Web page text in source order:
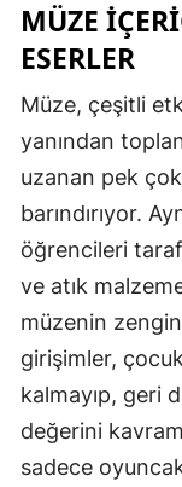
MÜZE
ESERLER
Müze, çeşitli
yanından
uzanan pek
barındırıyor.
öğrencileri
ve atık
müzenin
girişimler,
kalmayıp, geri
değerini
sadece